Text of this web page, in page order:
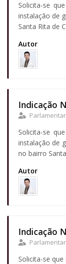
Solicita-se
instalação de
Santa Rita de
Autor
Indicação
Parlamentar
Solicita-se
instalação de
no bairro
Autor
Indicação
Parlamentar
Solicita-se